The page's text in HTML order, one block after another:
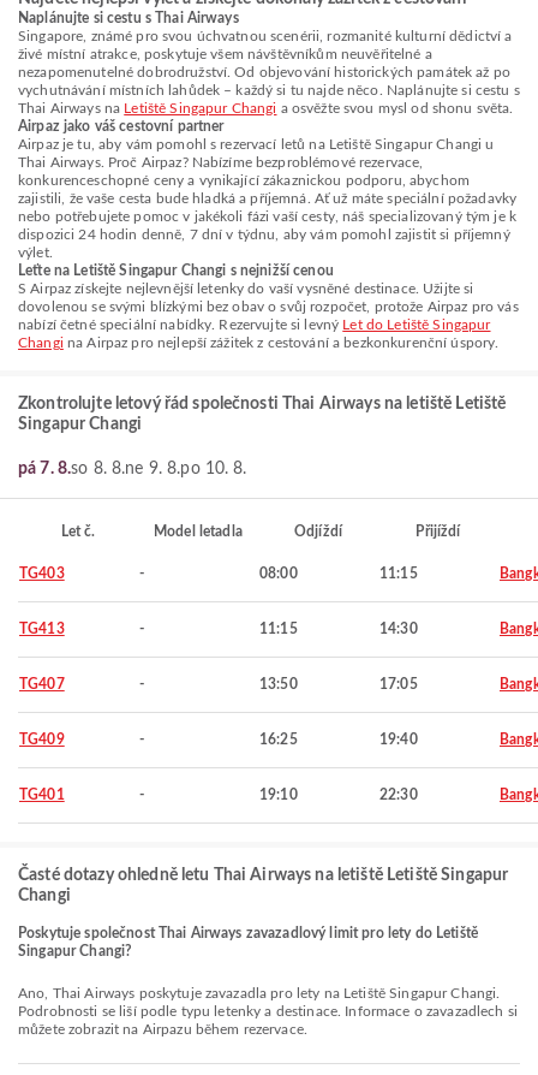
Naplánujte si cestu s Thai Airways
Singapore, známé pro svou úchvatnou scenérii, rozmanité kulturní dědictví a
živé místní atrakce, poskytuje všem návštěvníkům neuvěřitelné a
nezapomenutelné dobrodružství. Od objevování historických památek až po
vychutnávání místních lahůdek – každý si tu najde něco. Naplánujte si cestu s
Thai Airways na Letiště Singapur Changi a osvěžte svou mysl od shonu světa.
Airpaz jako váš cestovní partner
Airpaz je tu, aby vám pomohl s rezervací letů na Letiště Singapur Changi u
Thai Airways. Proč Airpaz? Nabízíme bezproblémové rezervace,
konkurenceschopné ceny a vynikající zákaznickou podporu, abychom
zajistili, že vaše cesta bude hladká a příjemná. Ať už máte speciální požadavky
nebo potřebujete pomoc v jakékoli fázi vaší cesty, náš specializovaný tým je k
dispozici 24 hodin denně, 7 dní v týdnu, aby vám pomohl zajistit si příjemný
výlet.
Leťte na Letiště Singapur Changi s nejnižší cenou
S Airpaz získejte nejlevnější letenky do vaší vysněné destinace. Užijte si
dovolenou se svými blízkými bez obav o svůj rozpočet, protože Airpaz pro vás
nabízí četné speciální nabídky. Rezervujte si levný Let do Letiště Singapur
Changi na Airpaz pro nejlepší zážitek z cestování a bezkonkurenční úspory.
Zkontrolujte letový řád společnosti Thai Airways na letiště Letiště
Singapur Changi
pá 7. 8.so 8. 8.ne 9. 8.po 10. 8.
Let č. Model letadla Odjíždí Přijíždí
TG403 - 08:00 11:15
TG413 - 11:15 14:30
TG407 - 13:50 17:05
TG409 - 16:25 19:40
TG401 - 19:10 22:30
Časté dotazy ohledně letu Thai Airways na letiště Letiště Singapur
Changi
Poskytuje společnost Thai Airways zavazadlový limit pro lety do Letiště
Singapur Changi?
Ano, Thai Airways poskytuje zavazadla pro lety na Letiště Singapur Changi.
Podrobnosti se liší podle typu letenky a destinace. Informace o zavazadlech si
můžete zobrazit na Airpazu během rezervace.